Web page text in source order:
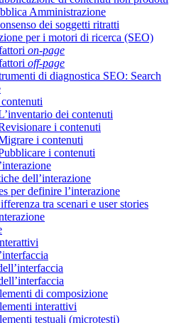
Amministrazione
dei soggetti ritratti
per i motori di ricerca (SEO)
on-page
off-page
di diagnostica SEO: Search
dei contenuti
i contenuti
i contenuti
i contenuti
dell’interazione
per definire l’interazione
tra scenari e user stories
di composizione
interattivi
testuali (microtesti)